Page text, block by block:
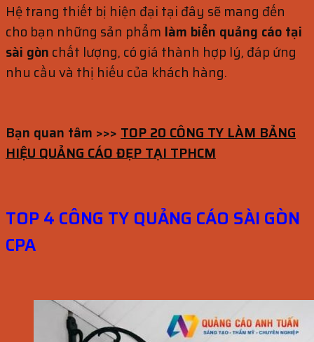
Hệ trang thiết bị hiện đại tại đây sẽ mang đến
cho bạn những sản phẩm làm biển quảng cáo tại
sài gòn chất lượng, có giá thành hợp lý, đáp ứng
nhu cầu và thị hiếu của khách hàng.
Bạn quan tâm >>> TOP 20 CÔNG TY LÀM BẢNG
HIỆU QUẢNG CÁO ĐẸP TẠI TPHCM
TOP 4 CÔNG TY QUẢNG CÁO SÀI GÒN
CPA